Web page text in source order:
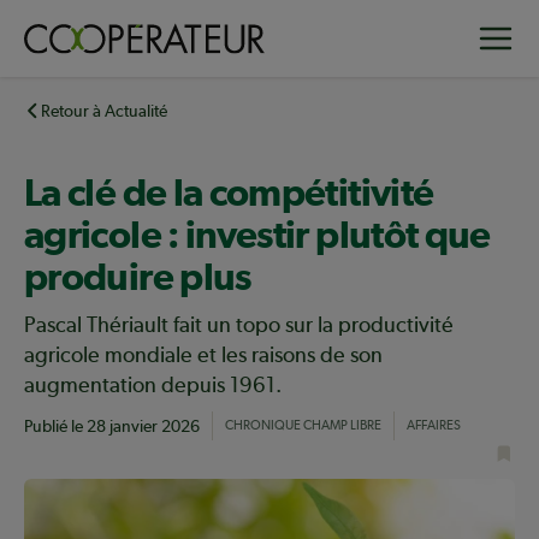
principalRetour à Actualité
La clé de la compétitivité
agricole : investir plutôt que
produire plus
Pascal Thériault fait un topo sur la productivité
agricole mondiale et les raisons de son
augmentation depuis 1961.
Publié le 28 janvier 2026 CHRONIQUE CHAMP LIBRE AFFAIRES